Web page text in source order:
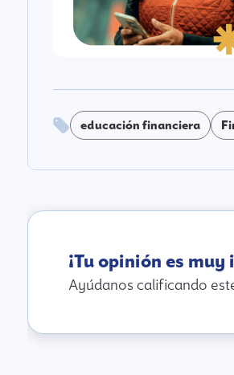
educación financiera
¡Tu opinión es
Ayúdanos calificando